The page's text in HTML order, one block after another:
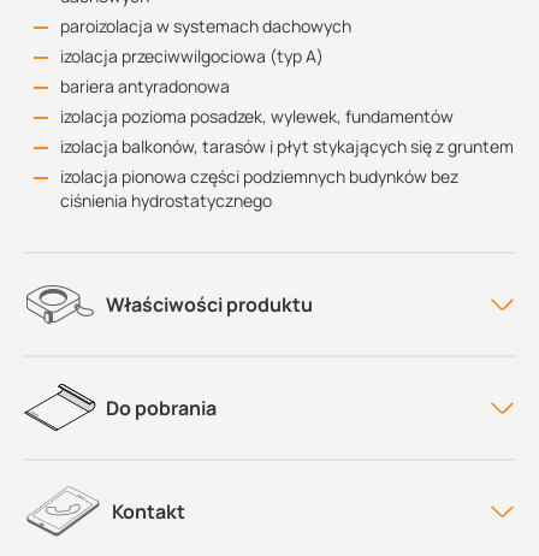
paroizolacja w systemach dachowych
izolacja przeciwwilgociowa (typ A)
bariera antyradonowa
izolacja pozioma posadzek, wylewek, fundamentów
izolacja balkonów, tarasów i płyt stykających się z gruntem
izolacja pionowa części podziemnych budynków bez
ciśnienia hydrostatycznego
Właściwości produktu
Do pobrania
Kontakt